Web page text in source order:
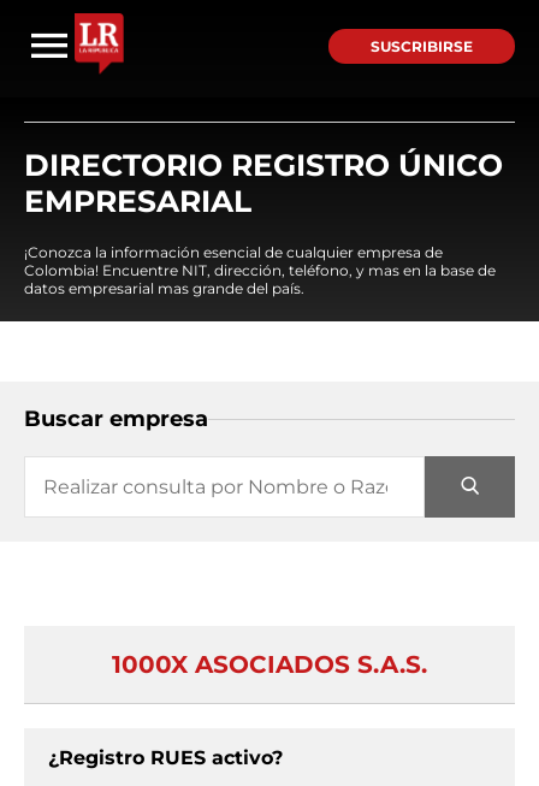
SUSCRIBIRSE
DIRECTORIO REGISTRO ÚNICO
EMPRESARIAL
¡Conozca la información esencial de cualquier empresa de
Colombia! Encuentre NIT, dirección, teléfono, y mas en la base de
datos empresarial mas grande del país.
Buscar empresa
1000X ASOCIADOS S.A.S.
¿Registro RUES activo?